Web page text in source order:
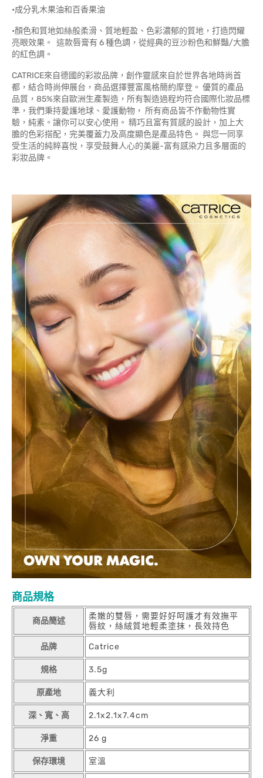
•成分乳木果油和百香果油
•顏色和質地如絲般柔滑、質地輕盈、色彩濃郁的質地，打造閃耀
亮眼效果。 這款唇膏有 6 種色調，從經典的豆沙粉色和鮮豔/大膽
的紅色調。
CATRICE來自德國的彩妝品牌，創作靈感來自於世界各地時尚首
都，結合時尚伸展台，商品選擇豐富風格簡約摩登。 優質的產品
品質，85%來自歐洲生產製造，所有製造過程均符合國際化妝品標
準，我們秉持愛護地球、愛護動物， 所有商品皆不作動物性實
驗，純素。讓你可以安心使用。 精巧且富有質感的設計，加上大
膽的色彩搭配，完美覆蓋力及高度顯色是產品特色。 與您一同享
受生活的純粹喜悅，享受鼓舞人心的美麗-富有感染力且多層面的
彩妝品牌。
商品規格
商品簡述
柔嫩的雙唇，需要好好呵護才有效撫平
唇紋，絲絨質地輕柔塗抹，長效持色
品牌 Catrice
規格 3.5g
原產地 義大利
深、寬、高 2.1x2.1x7.4cm
淨重 26 g
保存環境 室溫